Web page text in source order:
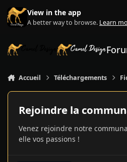
Aller au contenu
View in the app
A better way to browse. Learn
Accueil Téléchargements
Rejoindre la
Venez rejoindre notre
elle vos passions !